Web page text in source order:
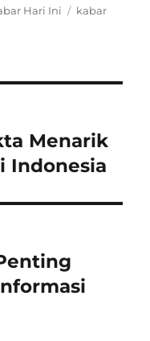
Hari Ini Tags
kabar
Menarik
Indonesia